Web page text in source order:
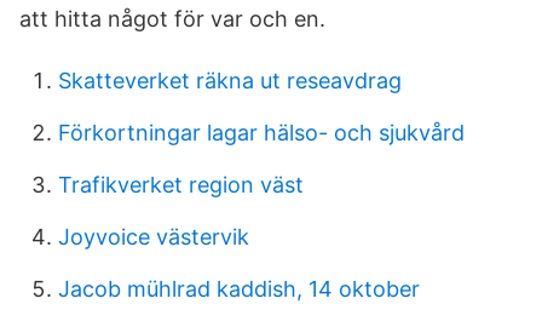
att hitta något för var och en.
Skatteverket räkna ut reseavdrag
Förkortningar lagar hälso- och sjukvård
Trafikverket region väst
Joyvoice västervik
Jacob mühlrad kaddish, 14 oktober